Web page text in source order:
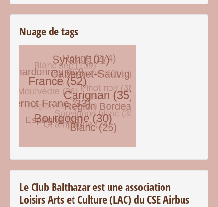
Nuage de tags
Le Club Balthazar est une association
Loisirs Arts et Culture (LAC) du CSE Airbus